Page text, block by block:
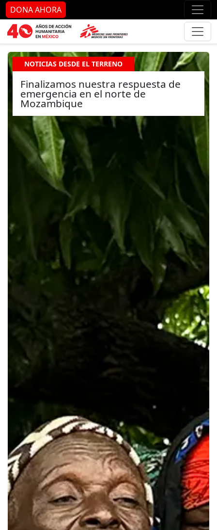
Ir al contenido principal Ir
DONA AHORA
NOTICIAS DESDE EL TERRENO
Finalizamos nuestra respuesta de
emergencia en el norte de
Mozambique